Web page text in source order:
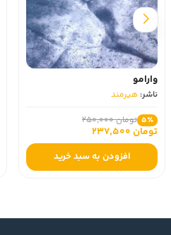
وارامو
ناشر: هیرمند
5٪ تومان 250,000
تومان 237,500
افزودن به سبد خرید